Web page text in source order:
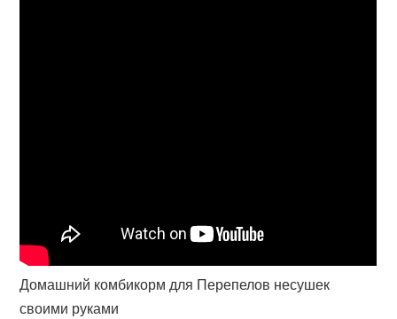
Домашний комбикорм для Перепелов несушек
своими руками